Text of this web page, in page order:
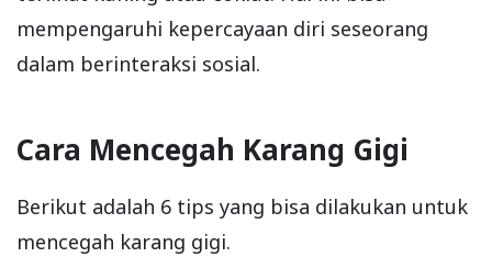
mempengaruhi kepercayaan diri seseorang
dalam berinteraksi sosial.
Cara Mencegah Karang Gigi
Berikut adalah 6 tips yang bisa dilakukan untuk
mencegah karang gigi.